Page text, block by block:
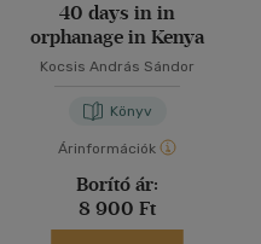
40 days in in
orphanage in Kenya
Kocsis András Sándor
Könyv
Árinformációk
Borító ár:
8 900 Ft